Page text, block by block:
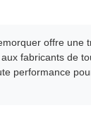
offre
fabricants de
performance